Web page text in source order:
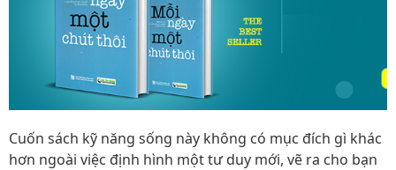
Cuốn sách kỹ năng sống này không có mục đích gì khác
hơn ngoài việc định hình một tư duy mới, vẽ ra cho bạn